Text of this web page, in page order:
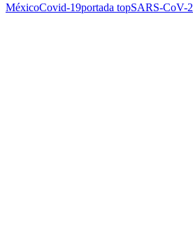
MéxicoCovid-19portada topSARS-CoV-2